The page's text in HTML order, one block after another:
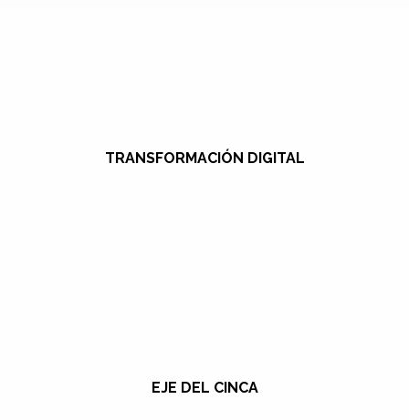
TRANSFORMACIÓN DIGITAL
EJE DEL CINCA